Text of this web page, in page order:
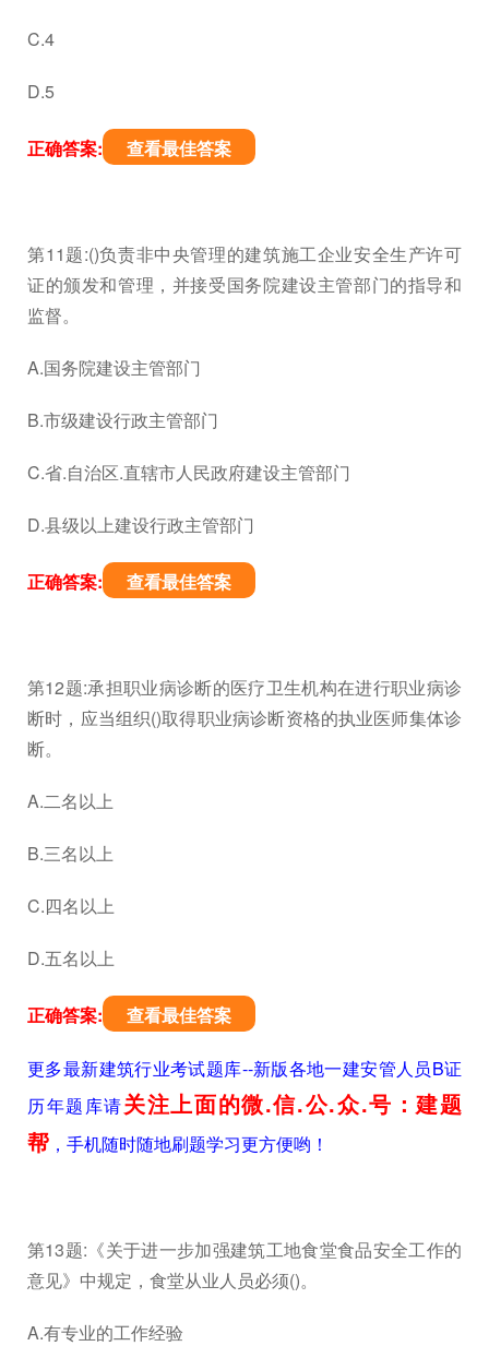
C.4
D.5
正确答案: 查看最佳答案
第11题:()负责非中央管理的建筑施工企业安全生产许可
证的颁发和管理，并接受国务院建设主管部门的指导和
监督。
A.国务院建设主管部门
B.市级建设行政主管部门
C.省.自治区.直辖市人民政府建设主管部门
D.县级以上建设行政主管部门
正确答案: 查看最佳答案
第12题:承担职业病诊断的医疗卫生机构在进行职业病诊
断时，应当组织()取得职业病诊断资格的执业医师集体诊
断。
A.二名以上
B.三名以上
C.四名以上
D.五名以上
正确答案: 查看最佳答案
更多最新建筑行业考试题库--新版各地一建安管人员B证
历年题库请关注上面的微.信.公.众.号：建题
帮 ，手机随时随地刷题学习更方便哟！
第13题:《关于进一步加强建筑工地食堂食品安全工作的
意见》中规定，食堂从业人员必须()。
A.有专业的工作经验